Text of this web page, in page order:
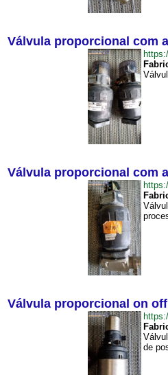
Válvula proporcional com
Válvula proporcional com
Válvula proporcional on
de